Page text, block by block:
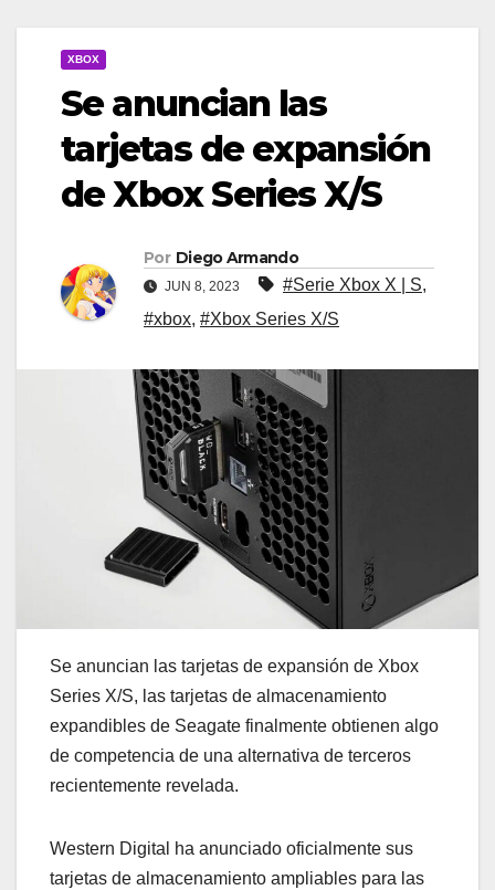
XBOX
Se anuncian las
tarjetas de expansión
de Xbox Series X/S
Por Diego Armando
JUN 8, 2023 #Serie Xbox X | S,
#xbox, #Xbox Series X/S
Se anuncian las tarjetas de expansión de Xbox
Series X/S, las tarjetas de almacenamiento
expandibles de Seagate finalmente obtienen algo
de competencia de una alternativa de terceros
recientemente revelada.
Western Digital ha anunciado oficialmente sus
tarjetas de almacenamiento ampliables para las